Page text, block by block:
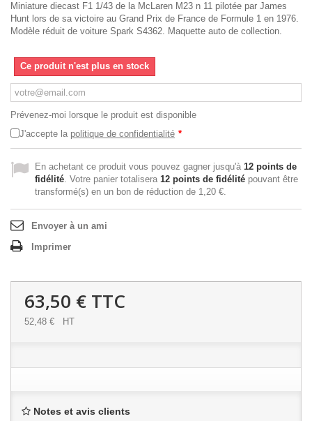
Miniature diecast F1 1/43 de la McLaren M23 n 11 pilotée par James
Hunt lors de sa victoire au Grand Prix de France de Formule 1 en 1976.
Modèle réduit de voiture Spark S4362. Maquette auto de collection.
Ce produit n'est plus en stock
Prévenez-moi lorsque le produit est disponible
J'accepte la politique de confidentialité *
En achetant ce produit vous pouvez gagner jusqu'à 12 points de
fidélité. Votre panier totalisera 12 points de fidélité pouvant être
transformé(s) en un bon de réduction de 1,20 €.
Envoyer à un ami
Imprimer
63,50 € TTC
52,48 € HT
Notes et avis clients